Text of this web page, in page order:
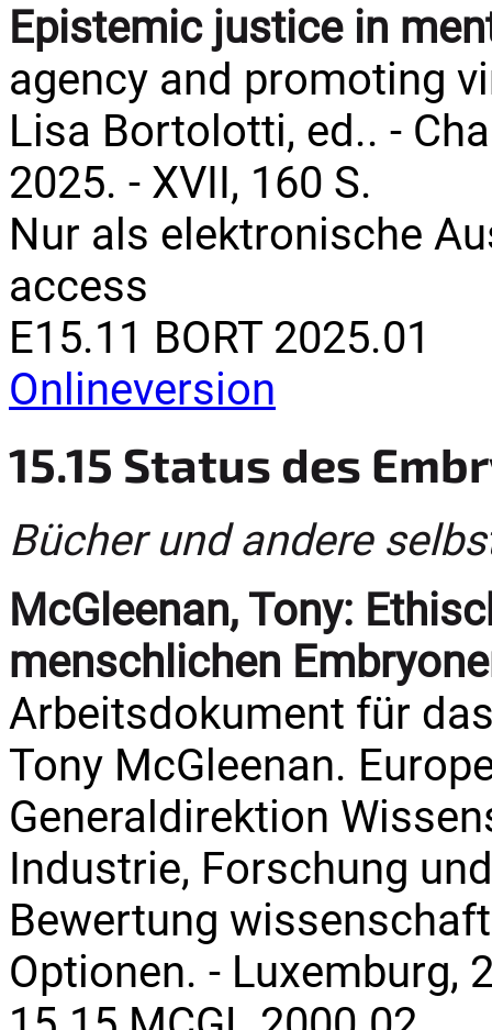
Epistemic justice in
agency and promoting
Lisa Bortolotti, ed.. -
2025. - XVII, 160 S.
Nur als elektronische
access
E15.11 BORT 2025.01
Onlineversion
15.15 Status des
Bücher und andere
McGleenan, Tony:
menschlichen
Arbeitsdokument für
Tony McGleenan.
Generaldirektion
Industrie, Forschung
Bewertung
Optionen. - Luxemburg,